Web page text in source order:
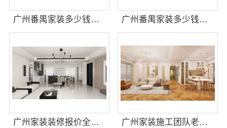
广州番禺家装多少钱新房？精匠饰家透明报价参考 广州番禺家装多少钱新房，精匠饰家报价透明
广州家装装修报价全屋装修？精匠饰家精准预算拒绝增项 广州家装施工团队老房翻新，精匠饰家打造环保家